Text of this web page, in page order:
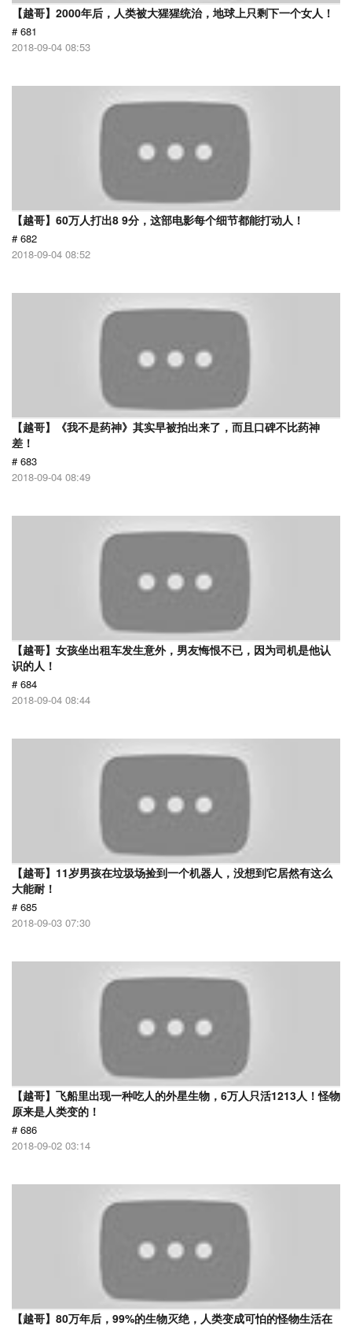
【越哥】2000年后，人类被大猩猩统治，地球上只剩下一个女人！
# 681
2018-09-04 08:53
【越哥】60万人打出8 9分，这部电影每个细节都能打动人！
# 682
2018-09-04 08:52
【越哥】《我不是药神》其实早被拍出来了，而且口碑不比药神
差！
# 683
2018-09-04 08:49
【越哥】女孩坐出租车发生意外，男友悔恨不已，因为司机是他认
识的人！
# 684
2018-09-04 08:44
【越哥】11岁男孩在垃圾场捡到一个机器人，没想到它居然有这么
大能耐！
# 685
2018-09-03 07:30
【越哥】飞船里出现一种吃人的外星生物，6万人只活1213人！怪物
原来是人类变的！
# 686
2018-09-02 03:14
【越哥】80万年后，99%的生物灭绝，人类变成可怕的怪物生活在